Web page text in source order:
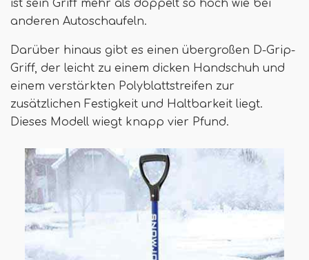
ist sein Griff mehr als doppelt so hoch wie bei
anderen Autoschaufeln.
Darüber hinaus gibt es einen übergroßen D-Grip-
Griff, der leicht zu einem dicken Handschuh und
einem verstärkten Polyblattstreifen zur
zusätzlichen Festigkeit und Haltbarkeit liegt.
Dieses Modell wiegt knapp vier Pfund.